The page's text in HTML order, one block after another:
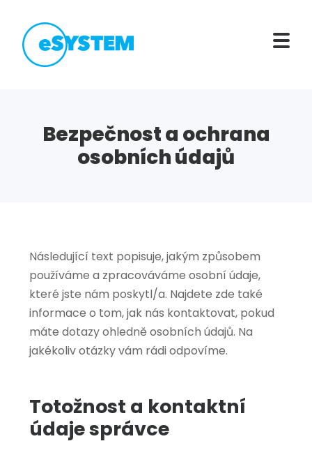
Bezpečnost a ochrana
osobních údajů
Následující text popisuje, jakým způsobem
používáme a zpracováváme osobní údaje,
které jste nám poskytl/a. Najdete zde také
informace o tom, jak nás kontaktovat, pokud
máte dotazy ohledně osobních údajů. Na
jakékoliv otázky vám rádi odpovíme.
Totožnost a kontaktní
údaje správce